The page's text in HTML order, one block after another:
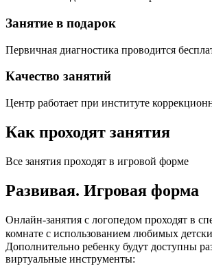
Занятие в подарок
Первичная диагностика проводится
Качество занятий
Центр работает при институте
Как проходят занятия
Все занятия проходят в игровой форме
Развивая. Игровая форма
Онлайн-занятия с логопедом проходят в
комнате с использованием любимых
Дополнительно ребенку будут доступны
виртуальные инструменты: